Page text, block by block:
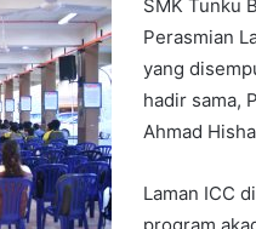
SMK Tunku
Perasmian
yang
hadir sama,
Ahmad
Laman ICC